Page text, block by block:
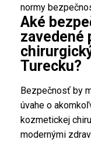
normy
Aké
zavedené
Turecku?
Bezpečnosť by
úvahe o
kozmetickej
modernými